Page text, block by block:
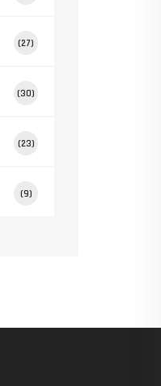
(27)
(30)
(23)
(9)